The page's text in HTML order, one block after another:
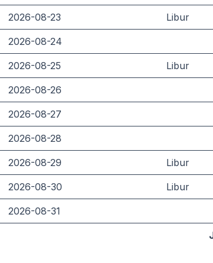
2026-08-23 Libur
2026-08-24
2026-08-25 Libur
2026-08-26
2026-08-27
2026-08-28
2026-08-29 Libur
2026-08-30 Libur
2026-08-31